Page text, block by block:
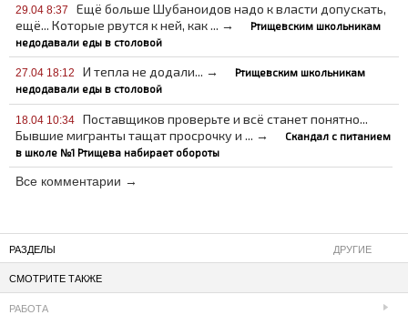
29.04 8:37
Ещё больше Шубаноидов надо к власти допускать,
ещё... Которые рвутся к ней, как ... →
Ртищевским школьникам
недодавали еды в столовой
27.04 18:12 И тепла не додали... →
Ртищевским школьникам
недодавали еды в столовой
18.04 10:34
Поставщиков проверьте и всё станет понятно...
Бывшие мигранты тащат просрочку и ... →
Скандал с питанием
в школе №1 Ртищева набирает обороты
Все комментарии →
ДРУГИЕ
РАЗДЕЛЫ
СМОТРИТЕ ТАКЖЕ
РАБОТА